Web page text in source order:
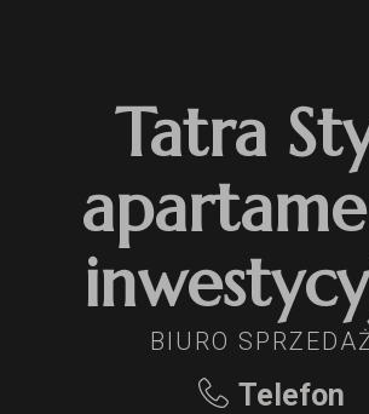
Tatra
BIURO
Telefon